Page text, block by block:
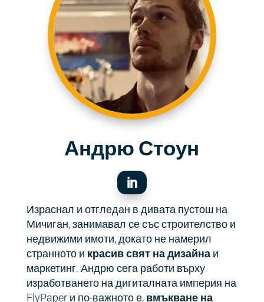
Андрю Стоун

Израснал и отгледан в дивата пустош на
Мичиган, занимавал се със строителство и
недвижими имоти, докато не намерил
странното и красив свят на дизайнаи
маркетинг. Андрю сега работи върху
изработването на дигиталната империя на
FlyPaper и по-важното е,вмъкване на